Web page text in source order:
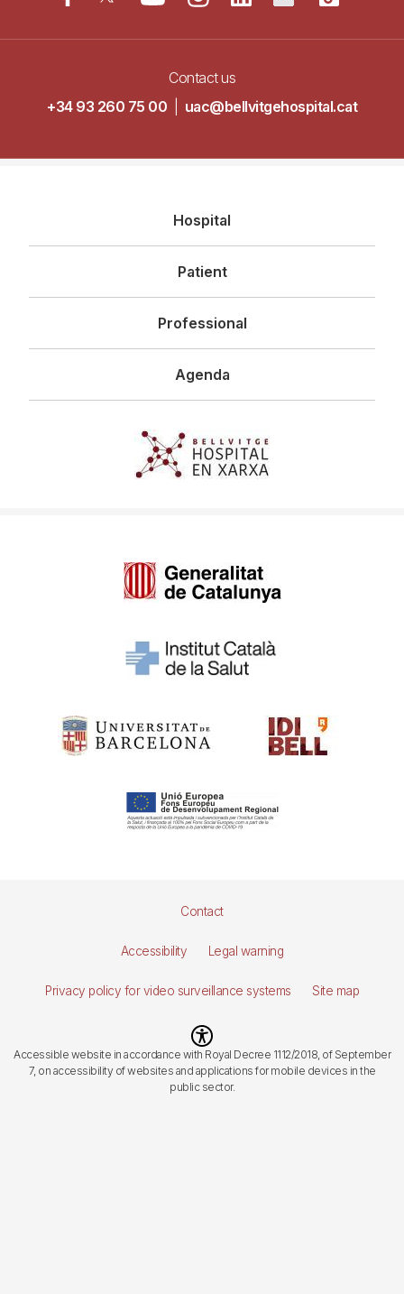
Contact us
+34 93 260 75 00
uac@bellvitgehospital.cat
principal
Hospital
Patient
Professional
Agenda
Contact
Accessibility Legal warning
Privacy policy for video surveillance systems Site map
Imagen
Accessible website in accordance with Royal Decree 1112/2018, of September
7, on accessibility of websites and applications for mobile devices in the
public sector.